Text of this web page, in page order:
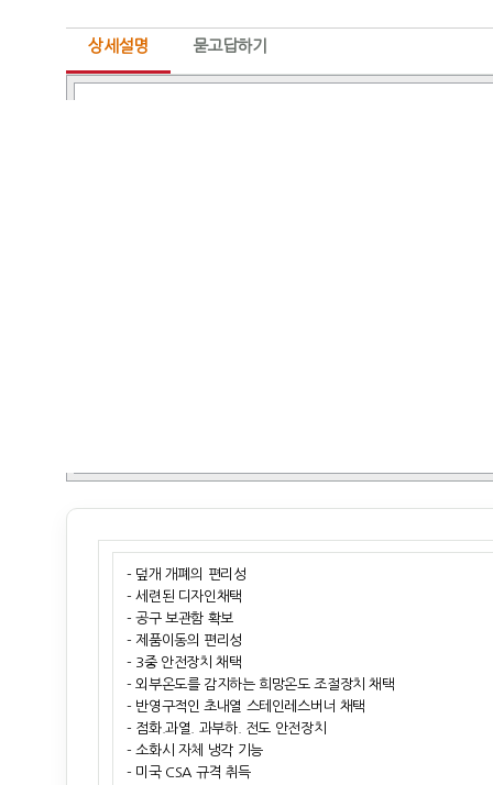
상세설명 묻고답하기
- 덮개 개폐의 편리성
- 세련된 디자인채택
- 공구 보관함 확보
- 제품이동의 편리성
- 3중 안전장치 채택
- 외부온도를 감지하는 희망온도 조절장치 채택
- 반영구적인 초내열 스테인레스버너 채택
- 점화.과열. 과부하. 전도 안전장치
- 소화시 자체 냉각 기능
- 미국 CSA 규격 취득